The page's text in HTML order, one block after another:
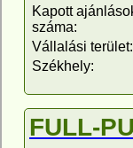
Kapott
száma:
Vállalási terület:
Székhely:
FULL-